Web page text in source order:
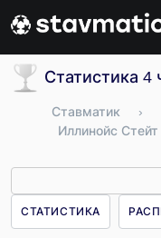
Статистика
Ставматик ›
Иллинойс
СТАТИСТИКА